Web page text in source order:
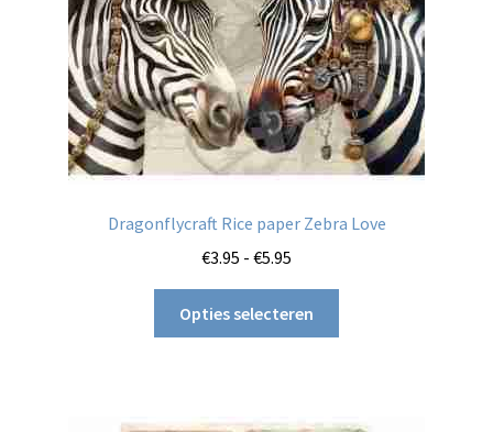
de
productpagina
Dragonflycraft Rice paper Zebra Love
€3.95 - €5.95
tot
€5.95
Opties selecteren